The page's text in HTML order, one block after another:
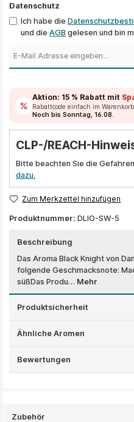
Datenschutz
Ich habe die
und dieAGB gelesen und bin
Aktion: 15 % Rabatt mit
Rabattcode einfach im
Noch bis Sonntag, 16.08.
CLP-/REACH-
Bitte beachten Sie die
dazu.
Zum Merkzettel hinzufügen
Produktnummer: DLIO-SW-5
Beschreibung
Das Aroma Black Knight von
folgende Geschmacksnote:
süßDas Produ… Mehr
Produktsicherheit
Ähnliche Aromen
Bewertungen
Zubehör